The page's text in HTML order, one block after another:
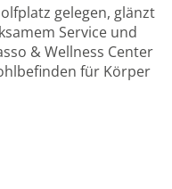
gelegen, glänzt
Service und
& Wellness Center
für Körper